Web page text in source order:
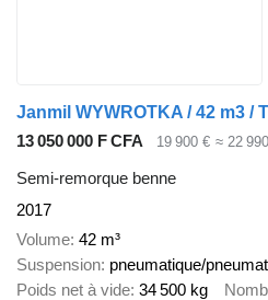
13 050 000 F CFA 19 900 € ≈ 22
Semi-remorque benne
2017
Volume 42 m³
Suspension pneumatique/
Poids net à vide 34 500 kg